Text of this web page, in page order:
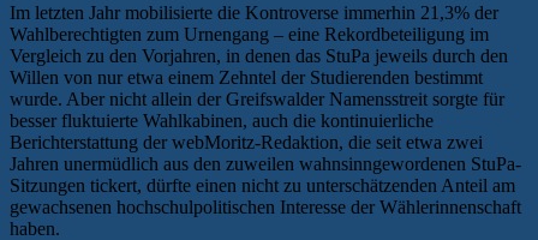
Im letzten Jahr mobilisierte die Kontroverse immerhin 21,3% der
Wahlberechtigten zum Urnengang – eine Rekordbeteiligung im
Vergleich zu den Vorjahren, in denen das StuPa jeweils durch den
Willen von nur etwa einem Zehntel der Studierenden bestimmt
wurde. Aber nicht allein der Greifswalder Namensstreit sorgte für
besser fluktuierte Wahlkabinen, auch die kontinuierliche
Berichterstattung der webMoritz-Redaktion, die seit etwa zwei
Jahren unermüdlich aus den zuweilen wahnsinngewordenen StuPa-
Sitzungen tickert, dürfte einen nicht zu unterschätzenden Anteil am
gewachsenen hochschulpolitischen Interesse der Wählerinnenschaft
haben.